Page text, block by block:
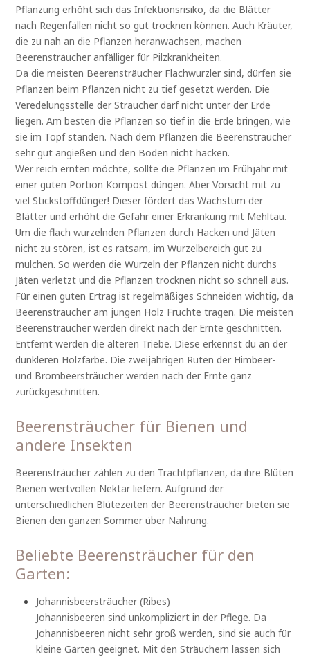
Pflanzung erhöht sich das Infektionsrisiko, da die Blätter
nach Regenfällen nicht so gut trocknen können. Auch Kräuter,
die zu nah an die Pflanzen heranwachsen, machen
Beerensträucher anfälliger für Pilzkrankheiten.
Da die meisten Beerensträucher Flachwurzler sind, dürfen sie
Pflanzen beim Pflanzen nicht zu tief gesetzt werden. Die
Veredelungsstelle der Sträucher darf nicht unter der Erde
liegen. Am besten die Pflanzen so tief in die Erde bringen, wie
sie im Topf standen. Nach dem Pflanzen die Beerensträucher
sehr gut angießen und den Boden nicht hacken.
Wer reich ernten möchte, sollte die Pflanzen im Frühjahr mit
einer guten Portion Kompost düngen. Aber Vorsicht mit zu
viel Stickstoffdünger! Dieser fördert das Wachstum der
Blätter und erhöht die Gefahr einer Erkrankung mit Mehltau.
Um die flach wurzelnden Pflanzen durch Hacken und Jäten
nicht zu stören, ist es ratsam, im Wurzelbereich gut zu
mulchen. So werden die Wurzeln der Pflanzen nicht durchs
Jäten verletzt und die Pflanzen trocknen nicht so schnell aus.
Für einen guten Ertrag ist regelmäßiges Schneiden wichtig, da
Beerensträucher am jungen Holz Früchte tragen. Die meisten
Beerensträucher werden direkt nach der Ernte geschnitten.
Entfernt werden die älteren Triebe. Diese erkennst du an der
dunkleren Holzfarbe. Die zweijährigen Ruten der Himbeer-
und Brombeersträucher werden nach der Ernte ganz
zurückgeschnitten.
Beerensträucher für Bienen und
andere Insekten
Beerensträucher zählen zu den Trachtpflanzen, da ihre Blüten
Bienen wertvollen Nektar liefern. Aufgrund der
unterschiedlichen Blütezeiten der Beerensträucher bieten sie
Bienen den ganzen Sommer über Nahrung.
Beliebte Beerensträucher für den
Garten:
Johannisbeersträucher (Ribes)
Johannisbeeren sind unkompliziert in der Pflege. Da
Johannisbeeren nicht sehr groß werden, sind sie auch für
kleine Gärten geeignet. Mit den Sträuchern lassen sich